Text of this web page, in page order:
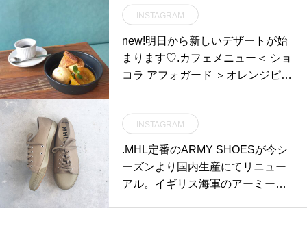
われ3年以上化学薬剤を使わない
畑で一切の農薬や化学肥料を使用
せず栽培された綿花を指します。.
触り心地も良く、お腹を押すと音
るおもちゃです◎.GROOM HAUS
松江市乃白町20270852-61-2885o
pen 9:00close 18:00@haus_matsu
e #松江トリミングサロン #松江ト
リミング #松江スパシャンプー#松
江ペットサロン #松江ペット #松
江#山陰#島根#hausmathue #groo
INSTAGRAM
new!明日から新しいデザートが始
まります♡.カフェメニュー＜ ショ
コラ アフォガード ＞オレンジピー
込んだスライスオレンジ添え。カ
カオ70%のクーベルチュールチョ
コレートとエスプレッソを使った
濃厚なホットチョコレートをかけ
定のスイーツなのでぜひお試しく
INSTAGRAM
.MHL定番のARMY SHOESが今シ
ーズンより国内生産にてリニュー
アル。イギリス海軍のアーミーシ